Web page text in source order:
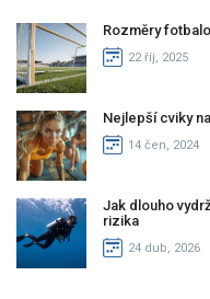
Rozměry
22 říj, 2025
Nejlepší cviky
14 čen, 2024
Jak dlouho
rizika
24 dub, 2026